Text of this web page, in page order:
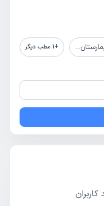
اول، واحد یک +
1 مطب دیگر
کاربران